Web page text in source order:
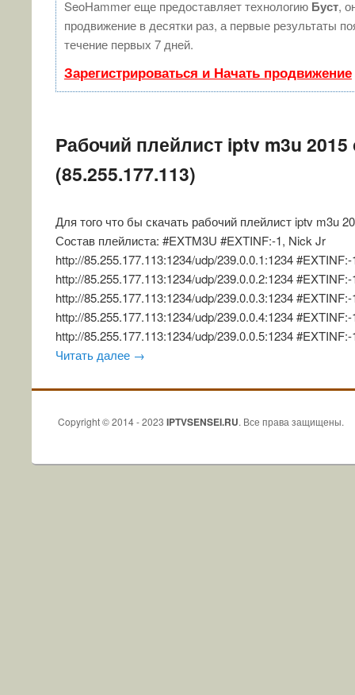
SeoHammer еще предоставляет технологию Буст,
продвижение в десятки раз, а первые результаты
течение первых 7 дней.
Зарегистрироваться и Начать продвижение
Рабочий плейлист iptv m3u 2015
(85.255.177.113)
Для того что бы скачать рабочий плейлист iptv m3u
Состав плейлиста: #EXTM3U #EXTINF:-1, Nick Jr
http://85.255.177.113:1234/udp/239.0.0.1:1234
http://85.255.177.113:1234/udp/239.0.0.2:1234
http://85.255.177.113:1234/udp/239.0.0.3:1234
http://85.255.177.113:1234/udp/239.0.0.4:1234
http://85.255.177.113:1234/udp/239.0.0.5:1234
Читать далее →
Copyright © 2014 - 2023 IPTVSENSEI.RU. Все права защищены.